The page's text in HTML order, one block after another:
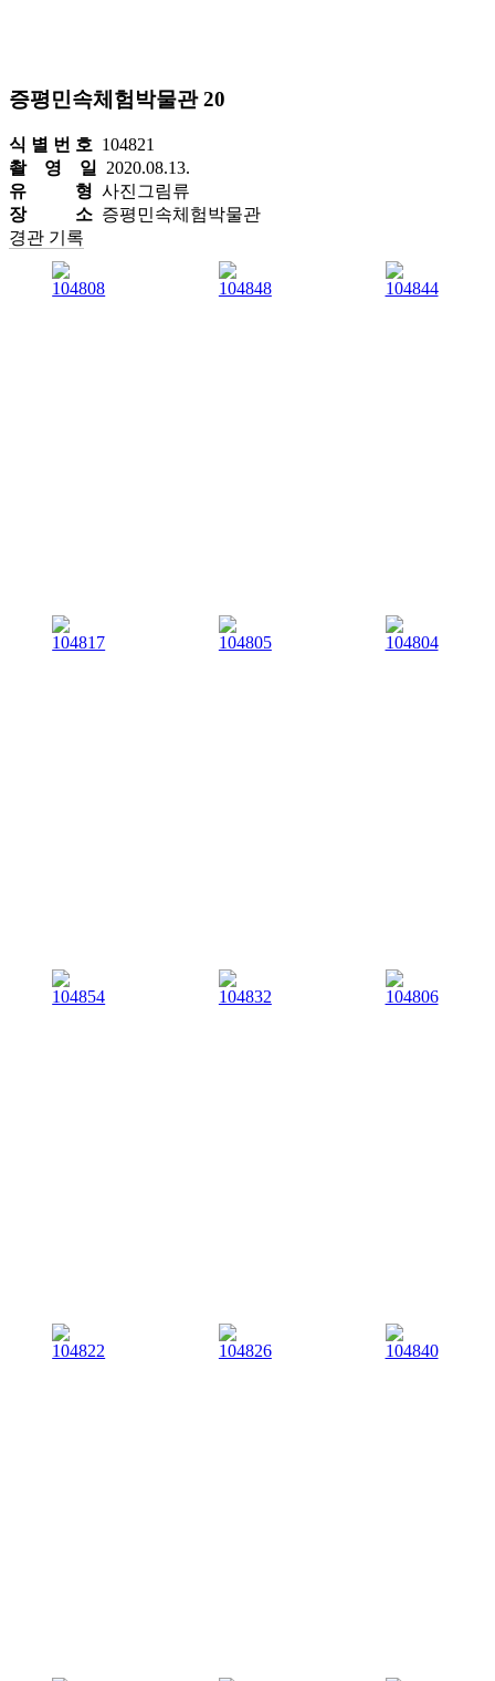
증평민속체험박물관 20
식 별 번 호 104821
촬 영 일
2020.08.13.
유 형 사진그림류
장 소 증평민속체험박물관
경관 기록